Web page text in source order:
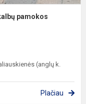
pamokos
(anglų k.
Plačiau